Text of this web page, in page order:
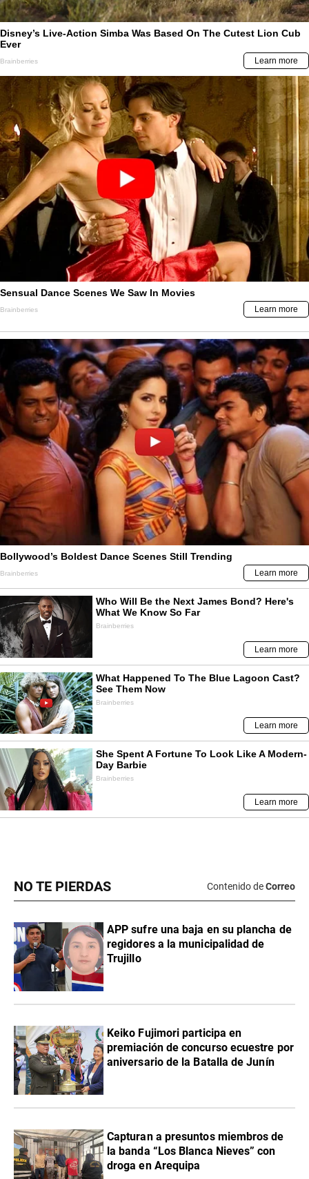
NO TE PIERDAS Contenido deCorreo
APP sufre una baja en su plancha de
regidores a la municipalidad de
Trujillo
Keiko Fujimori participa en
premiación de concurso ecuestre por
aniversario de la Batalla de Junín
Capturan a presuntos miembros de
la banda “Los Blanca Nieves” con
droga en Arequipa